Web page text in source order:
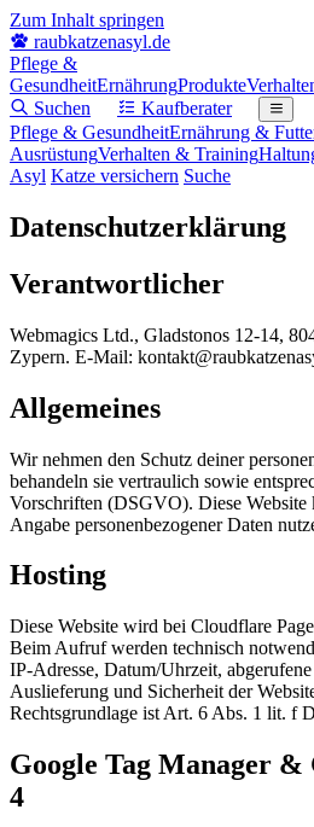
Zum Inhalt springen
raubkatzenasyl.de
Pflege &
GesundheitErnährungProdukte
Suchen
Kaufberater
Pflege & GesundheitErnährung &
AusrüstungVerhalten & Training
Asyl Katze versichern Suche
Datenschutzerklärung
Verantwortlicher
Webmagics Ltd., Gladstonos 12-14,
Zypern. E-Mail:
Allgemeines
Wir nehmen den Schutz deiner
behandeln sie vertraulich sowie
Vorschriften (DSGVO). Diese Website
Angabe personenbezogener Daten
Hosting
Diese Website wird bei Cloudflare
Beim Aufruf werden technisch
IP-Adresse, Datum/Uhrzeit,
Auslieferung und Sicherheit der
Rechtsgrundlage ist Art. 6 Abs. 1 lit. f
Google Tag Manager &
4